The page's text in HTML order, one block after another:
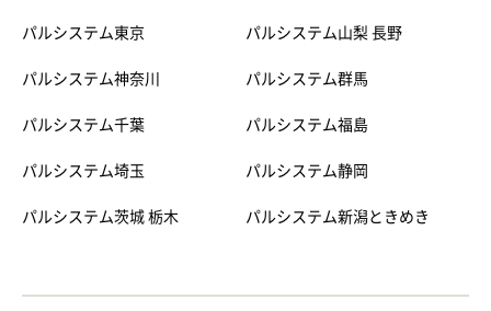
パルシステム東京
パルシステム神奈川
パルシステム千葉
パルシステム埼玉
パルシステム茨城 栃木
パルシステム山梨 長野
パルシステム群馬
パルシステム福島
パルシステム静岡
パルシステム新潟ときめき